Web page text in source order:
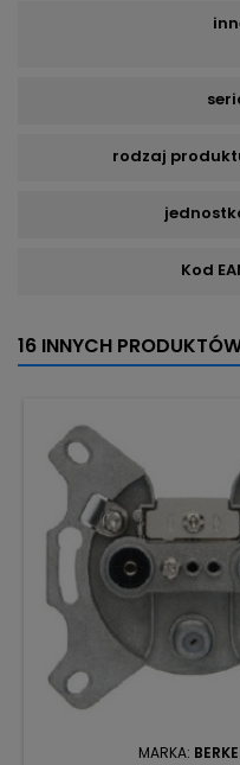
rodzaj
Kod
16 INNYCH
MARKA: